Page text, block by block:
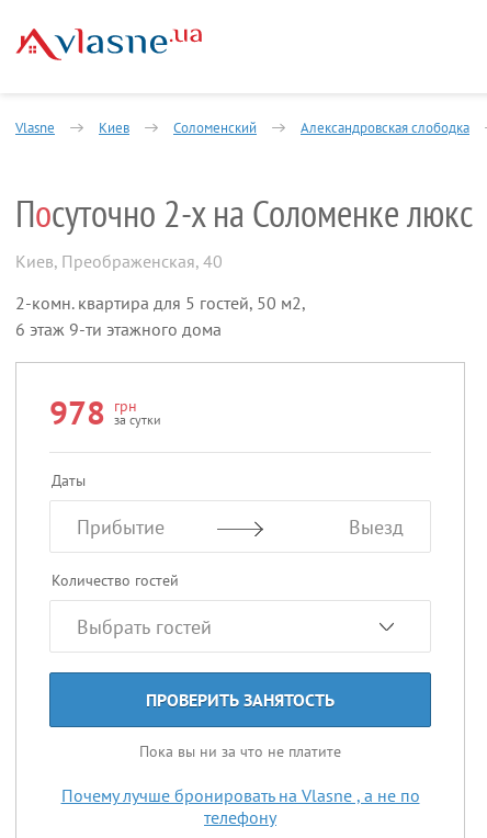
Vlasne Киев Соломенский Александровская слободка
Посуточно 2-х на Соломенке люкс
Киев, Преображенская, 40
2-комн. квартира для 5 гостей, 50 м2,
6 этаж 9-ти этажного дома
978 грн
за сутки
Даты
Прибытие Выезд
Количество гостей
ПРОВЕРИТЬ ЗАНЯТОСТЬ
Пока вы ни за что не платите
Почему лучше бронировать на Vlasne , а не по
телефону